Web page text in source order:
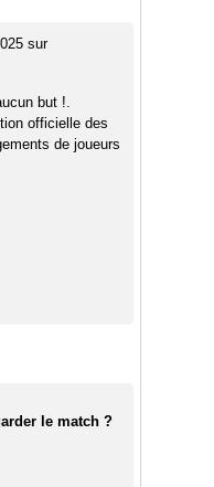
sur
but !.
officielle des
de joueurs
le match ?